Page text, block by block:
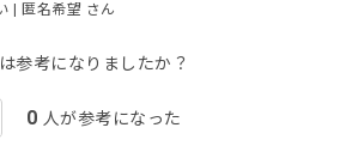
| 匿名希望 さん
参考になりましたか？
0 人が参考になった